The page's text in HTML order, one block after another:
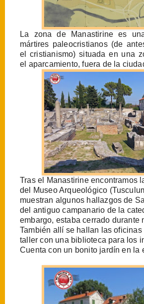
La zona de Manastirine es
mártires paleocristianos (de
el cristianismo) situada en una
el aparcamiento, fuera de la
Tras el Manastirine encontramos
del Museo Arqueológico
muestran algunos hallazgos de
del antiguo campanario de la
embargo, estaba cerrado durante
También allí se hallan las oficinas
taller con una biblioteca para los
Cuenta con un bonito jardín en la